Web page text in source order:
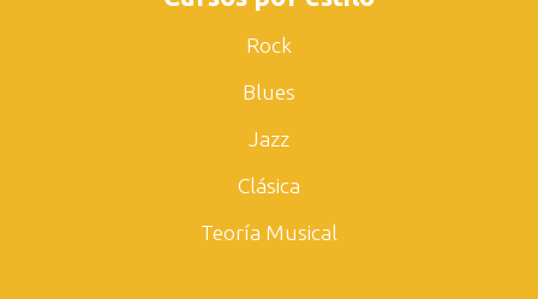
Rock
Blues
Jazz
Clásica
Teoría Musical